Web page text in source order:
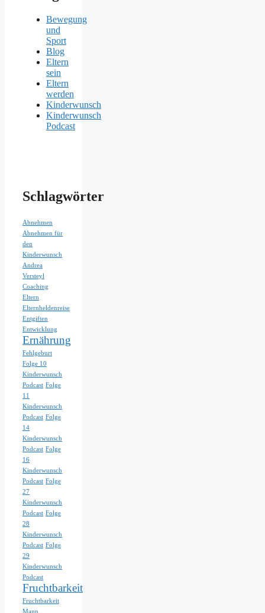
Bewegung
und
Sport
Blog
Eltern
sein
Eltern
werden
Kinderwunsch
Kinderwunsch
Podcast
Schlagwörter
Abnehmen
Abnehmen für
den
Kinderwunsch
Andrea
Versteyl
Coaching
Eltern
Elternheldenreise
Entgiften
Entwicklung
Ernährung
Fehlgeburt
Folge 10
Kinderwunsch
Podcast Folge
11
Kinderwunsch
Podcast Folge
14
Kinderwunsch
Podcast Folge
16
Kinderwunsch
Podcast Folge
27
Kinderwunsch
Podcast Folge
28
Kinderwunsch
Podcast Folge
29
Kinderwunsch
Podcast
Fruchtbarkeit
Fruchtbarkeit
Mann